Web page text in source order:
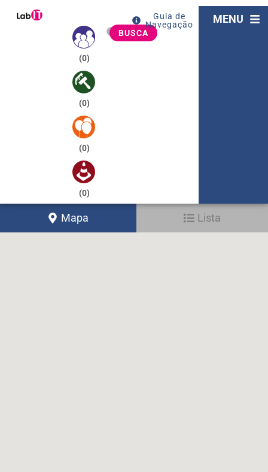
(0)
(0)
(0)
(0)
BUSCA
Guia de
Navegação
MENU
Mapa Lista